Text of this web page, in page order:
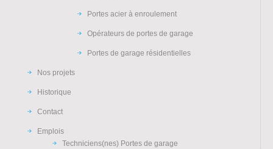
Portes acier à enroulement
Opérateurs de portes de garage
Portes de garage résidentielles
Nos projets
Historique
Contact
Emplois
Techniciens(nes) Portes de garage